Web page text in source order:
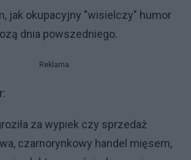
jak okupacyjny "wisielczy" humor
dnia powszedniego.
Reklama
za wypiek czy sprzedaż
czarnorynkowy handel mięsem,